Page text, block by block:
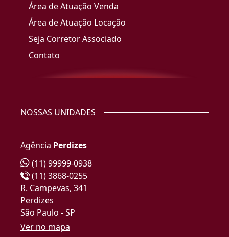
Área de Atuação Venda
Área de Atuação Locação
Seja Corretor Associado
Contato
NOSSAS UNIDADES
Agência Perdizes
(11) 99999-0938
(11) 3868-0255
R. Campevas, 341
Perdizes
São Paulo - SP
Ver no mapa